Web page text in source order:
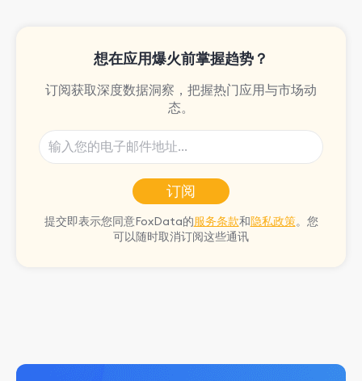
想在应用爆火前掌握趋势？
订阅获取深度数据洞察，把握热门应用与市场动
态。
订阅
提交即表示您同意FoxData的服务条款和隐私政策。您
可以随时取消订阅这些通讯